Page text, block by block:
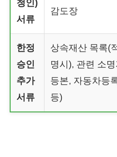
청인)
서류
감도장
한정
승인
추가
서류
상속재산 목록(
명시), 관련 소
등본, 자동차등
등)